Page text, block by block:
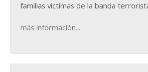
familias víctimas de la banda
más información...